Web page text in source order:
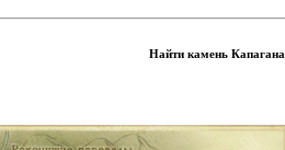
Найти камень Капагана